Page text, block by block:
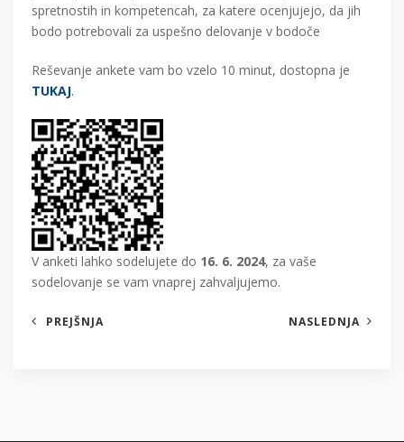
spretnostih in kompetencah, za katere ocenjujejo, da jih
bodo potrebovali za uspešno delovanje v bodoče
Reševanje ankete vam bo vzelo 10 minut, dostopna je
TUKAJ.
V anketi lahko sodelujete do 16. 6. 2024, za vaše
sodelovanje se vam vnaprej zahvaljujemo.
PREJŠNJA NASLEDNJA